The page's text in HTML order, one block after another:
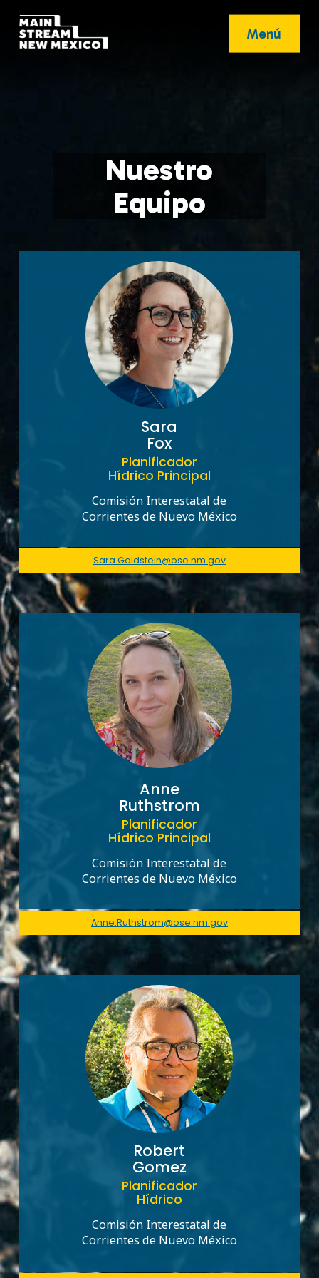
Menú
Nuestro
Equipo
Sara
Fox
Planificador
Hídrico Principal
Comisión Interestatal de
Corrientes de Nuevo México
Sara.Goldstein@ose.nm.gov
Anne
Ruthstrom
Planificador
Hídrico Principal
Comisión Interestatal de
Corrientes de Nuevo México
Anne.Ruthstrom@ose.nm.gov
Robert
Gomez
Planificador
Hídrico
Comisión Interestatal de
Corrientes de Nuevo México